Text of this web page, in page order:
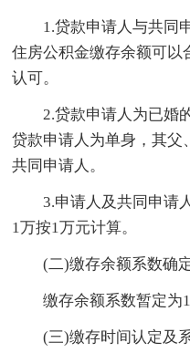
1.贷款申请人与共同申
住房公积金缴存余额可以
认可。
2.贷款申请人为已婚的
贷款申请人为单身，其父
共同申请人。
3.申请人及共同申请人
1万按1万元计算。
(二)缴存余额系数确
缴存余额系数暂定为
(三)缴存时间认定及系